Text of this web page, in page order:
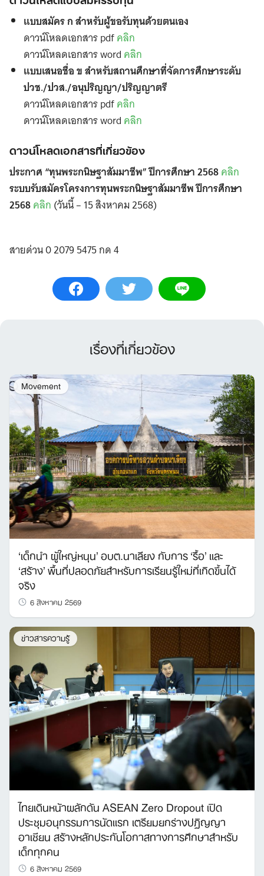
แบบสมัคร ก สำหรับผู้ขอรับทุนด้วยตนเอง
ดาวน์โหลดเอกสาร pdfคลิก
ดาวน์โหลดเอกสาร word คลิก
แบบเสนอชื่อ ข สำหรับสถานศึกษาที่จัดการศึกษาระดับ
ปวช./ปวส./อนุปริญญา/ปริญญาตรี
ดาวน์โหลดเอกสาร pdfคลิก
ดาวน์โหลดเอกสาร word คลิก
ดาวน์โหลดเอกสารที่เกี่ยวข้อง
ประกาศ “ทุนพระกนิษฐาสัมมาชีพ” ปีการศึกษา 2568คลิก
ระบบรับสมัครโครงการทุนพระกนิษฐาสัมมาชีพ ปีการศึกษา
2568คลิก (วันนี้ – 15 สิงหาคม 2568)
สายด่วน 0 2079 5475 กด 4
เรื่องที่เกี่ยวข้อง
Movement
‘เด็กนำ ผู้ใหญ่หนุน’ อบต.นาเลียง กับการ ‘รื้อ’ และ
‘สร้าง’ พื้นที่ปลอดภัยสำหรับการเรียนรู้ใหม่ที่เกิดขึ้นได้
จริง
6 สิงหาคม 2569
ข่าวสารความรู้
ไทยเดินหน้าผลักดัน ASEAN Zero Dropout เปิด
ประชุมอนุกรรมการนัดแรก เตรียมยกร่างปฏิญญา
อาเซียน สร้างหลักประกันโอกาสทางการศึกษาสำหรับ
เด็กทุกคน
6 สิงหาคม 2569